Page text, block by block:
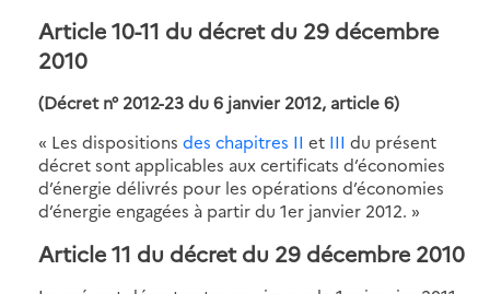
Article 10-11 du décret du 29 décembre
2010
(Décret n° 2012-23 du 6 janvier 2012, article 6)
« Les dispositions des chapitres II et III du présent
décret sont applicables aux certificats d’économies
d’énergie délivrés pour les opérations d’économies
d’énergie engagées à partir du 1er janvier 2012. »
Article 11 du décret du 29 décembre 2010